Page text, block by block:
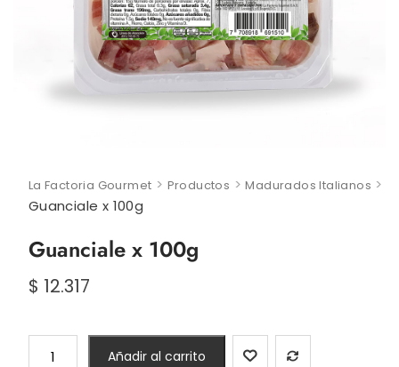
La Factoria Gourmet > Productos >Madurados Italianos >
Guanciale x 100g
Guanciale x 100g
$ 12.317
Añadir al carrito